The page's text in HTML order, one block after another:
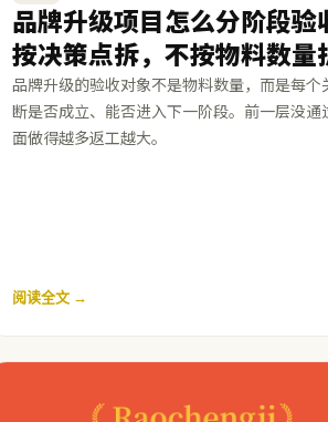
品牌升级项目怎么分阶段验
按决策点拆，不按物料数量
品牌升级的验收对象不是物料数量，而是每个
断是否成立、能否进入下一阶段。前一层没通
面做得越多返工越大。
阅读全文 →